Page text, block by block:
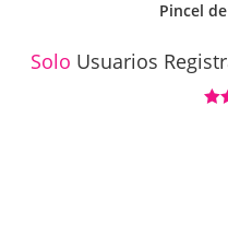
Pincel
Solo Usuarios